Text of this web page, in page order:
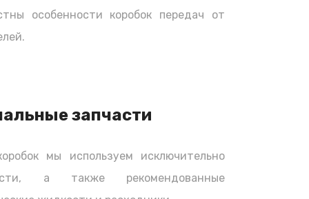
особенности коробок передач от
запчасти
мы используем исключительно
а также рекомендованные